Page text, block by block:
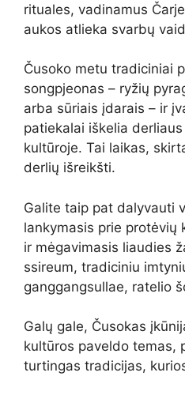
rituales, vadinamus
aukos atlieka svarbų
Čusoko metu tradiciniai
songpjeonas – ryžių
arba sūriais įdarais – ir
patiekalai iškelia
kultūroje. Tai laikas,
derlių išreikšti.
Galite taip pat dalyvauti
lankymasis prie protėvių
ir mėgavimasis liaudies
ssireum, tradiciniu
ganggangsullae, ratelio
Galų gale, Čusokas
kultūros paveldo temas,
turtingas tradicijas,